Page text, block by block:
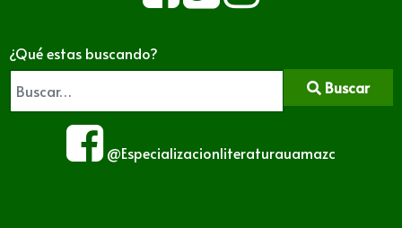
¿Qué estas buscando?
Buscar
@Especializacionliteraturauamazc